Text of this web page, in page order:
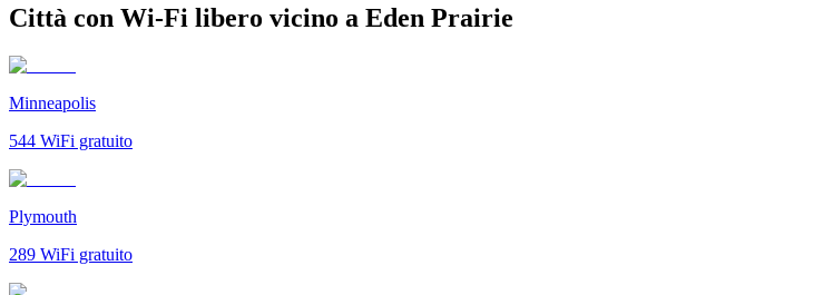
Città con Wi-Fi libero vicino a Eden Prairie
Minneapolis
544 WiFi gratuito
Plymouth
289 WiFi gratuito